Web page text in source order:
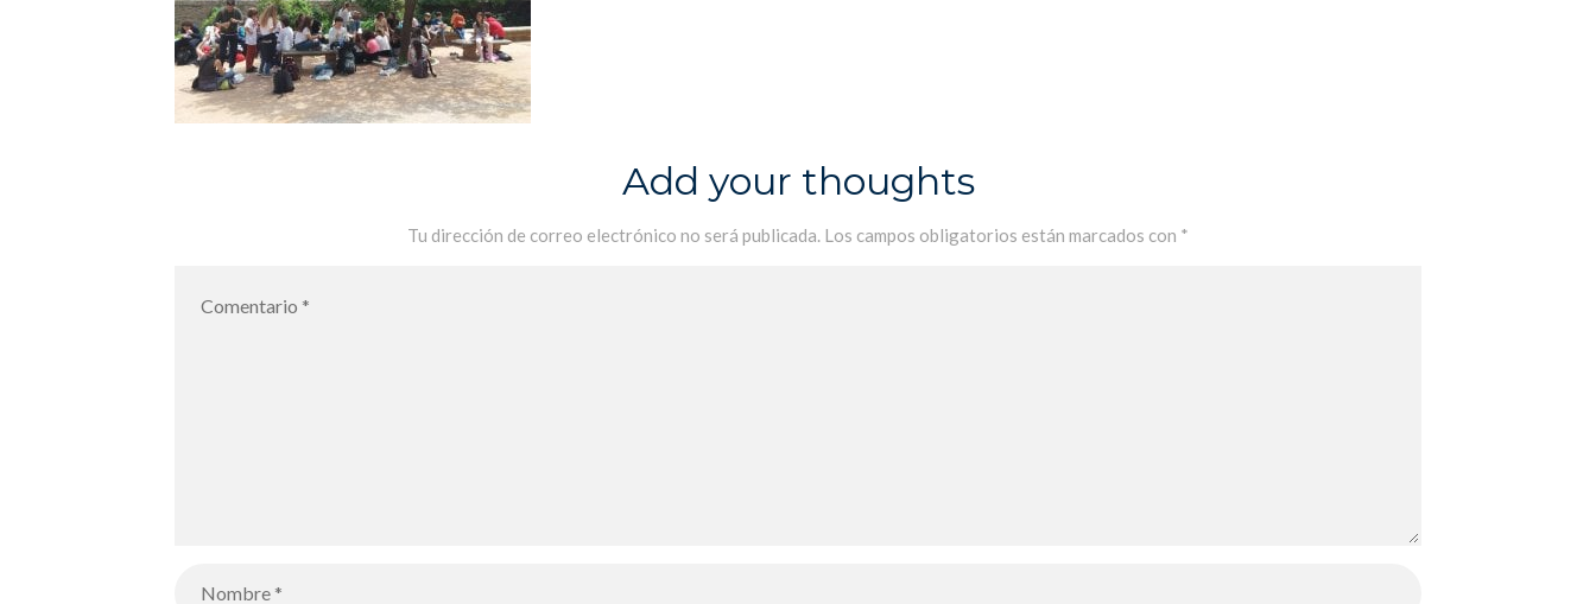
Add your thoughts
Tu dirección de correo electrónico no será publicada. Los campos obligatorios están marcados con *